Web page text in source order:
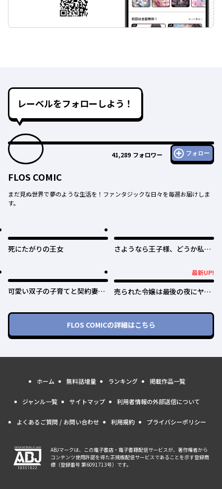
レーベルをフォローしよう！
41,289 フォロワー フォロー
FLOS COMIC
まだ見ぬ世界で夢のような生活を！ファンタジックな日々を毎週お届けしま
す。
死にたがりの王女
さようなら王子様、どうか私の
可愛い双子の子育てと契約妻は
最新UP!
売られた令嬢は最後の夜にヤリ
ていると、迎えに来たのは激重
王子様でした〜
FLOS COMICの詳細はこちら
ホーム 無料話増量 ランキング 掲載作品一覧
ジャンル一覧 サイトマップ 利用者情報の外部送信について
よくあるご質問 / お問い合わせ 利用規約 プライバシーポリシー
ABJマークは、この電子書店・電子書籍配信サービスが、著作権者から
コンテンツ使用許諾を得た正規版配信サービスであることを示す登録商
標（登録番号 第6091713号）です。